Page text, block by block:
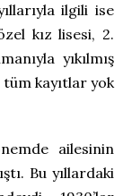
ilgili ise
kız lisesi, 2.
yıkılmış
kayıtlar yok
ailesinin
Bu yıllardaki